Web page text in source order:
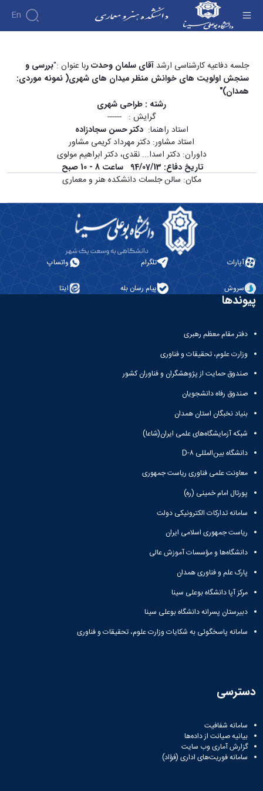
En
جلسه دفاعیه کارشناسی ارشد آقای سلمان وحدت -
دانشکده هنر و معماری
جلسه دفاعیه کارشناسی ارشد آقای سلمان وحدت ربا عنوان :"بررسی و
سنجش اولویت های خوانش منظر میدان های شهری( نمونه موردی:
همدان)"
رشته : طراحی شهری
گرایش : ------
استاد راهنما:دکتر حسن سجادزاده
استاد مشاور: دکتر مهرداد کریمی مشاور
داوران: دکتر اسدا... نقدی، دکتر ابراهیم مولوی
تاریخ دفاع: 94/07/13 ساعت 8 - 10 صبح
مکان: سالن جلسات دانشکده هنر و معماری
آپارات تلگرام واتساپ
سروش پیام رسان بله ایتا
پیوندها
دفتر مقام معظم رهبری
وزارت علوم، تحقیقات و فناوری
صندوق حمایت از پژوهشگران و فناوران کشور
صندوق رفاه دانشجویان
بنیاد نخبگان استان همدان
شبکه آزمایشگاه‌های علمی ایران(شاعا)
دانشگاه بین‌المللی D-۸
معاونت علمی فناوری ریاست جمهوری
پورتال امام خمینی (ره)
سامانه تدارکات الکترونیکی دولت
ریاست جمهوری اسلامی ایران
دانشگاه‌ها و مؤسسات آموزش عالی
پارک علم و فناوری همدان
مرکز آپا دانشگاه بوعلی سینا
دبیرستان پسرانه دانشگاه بوعلی سینا
سامانه پاسخگوئی به شکایات وزارت علوم، تحقیقات و فناوری
دسترسی
سامانه شفافیت
بیانیه صیانت از داده‌ها
گزارش آماری وب‌ سایت
سامانه فوریت‌های اداری (فؤاد)